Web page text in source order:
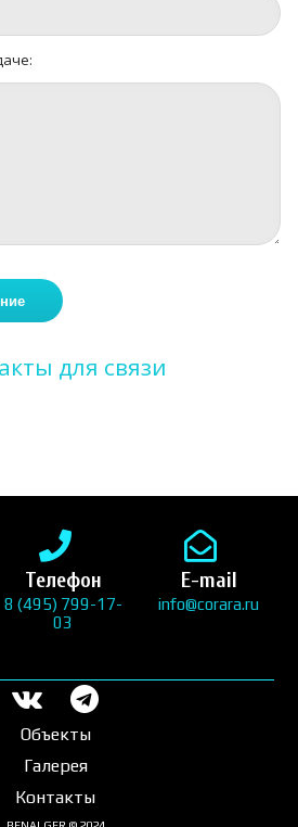
для связи
Телефон
8 (495) 799-17-
03
E-mail
info@corara.ru
Объекты
Галерея
Контакты